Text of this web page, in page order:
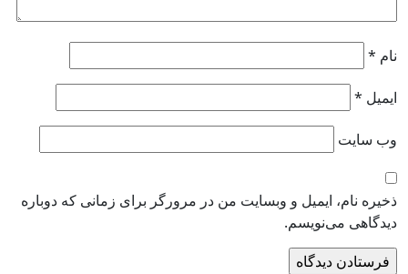
نام *
ایمیل *
وب‌ سایت
ذخیره نام، ایمیل و وبسایت من در مرورگر برای زمانی که دوباره
دیدگاهی می‌نویسم.